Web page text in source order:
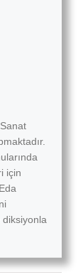
için